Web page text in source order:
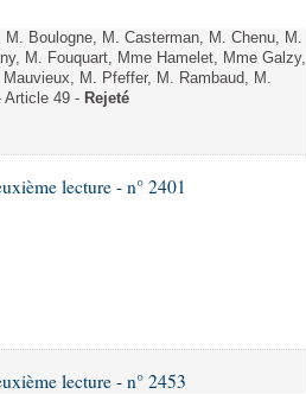
Boulogne, M. Casterman, M. Chenu, M.
M. Fouquart, Mme Hamelet, Mme Galzy,
M. Pfeffer, M. Rambaud, M.
Article 49 - Rejeté
lecture - n° 2401
lecture - n° 2453